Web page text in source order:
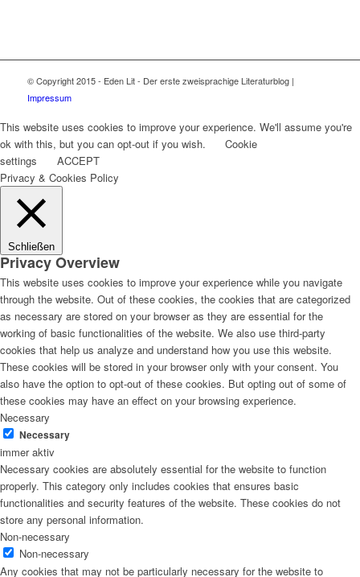
© Copyright 2015 - Eden Lit - Der erste zweisprachige Literaturblog |
Impressum
This website uses cookies to improve your experience. We'll assume you're
ok with this, but you can opt-out if you wish.
Cookie
settings
ACCEPT
Privacy & Cookies Policy
Schließen
Privacy Overview
This website uses cookies to improve your experience while you navigate
through the website. Out of these cookies, the cookies that are categorized
as necessary are stored on your browser as they are essential for the
working of basic functionalities of the website. We also use third-party
cookies that help us analyze and understand how you use this website.
These cookies will be stored in your browser only with your consent. You
also have the option to opt-out of these cookies. But opting out of some of
these cookies may have an effect on your browsing experience.
Necessary
Necessary
immer aktiv
Necessary cookies are absolutely essential for the website to function
properly. This category only includes cookies that ensures basic
functionalities and security features of the website. These cookies do not
store any personal information.
Non-necessary
Non-necessary
Any cookies that may not be particularly necessary for the website to